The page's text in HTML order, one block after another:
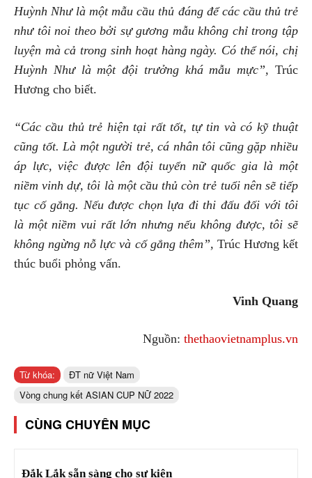
Huỳnh Như là một mẫu cầu thủ đáng để các cầu thủ trẻ
như tôi noi theo bởi sự gương mẫu không chỉ trong tập
luyện mà cả trong sinh hoạt hàng ngày. Có thể nói, chị
Huỳnh Như là một đội trưởng khá mẫu mực”, Trúc
Hương cho biết.
“Các cầu thủ trẻ hiện tại rất tốt, tự tin và có kỹ thuật
cũng tốt. Là một người trẻ, cá nhân tôi cũng gặp nhiều
áp lực, việc được lên đội tuyển nữ quốc gia là một
niềm vinh dự, tôi là một cầu thủ còn trẻ tuổi nên sẽ tiếp
tục cố gắng. Nếu được chọn lựa đi thi đấu đối với tôi
là một niềm vui rất lớn nhưng nếu không được, tôi sẽ
không ngừng nỗ lực và cố gắng thêm”, Trúc Hương kết
thúc buổi phỏng vấn.
Vinh Quang
Nguồn: thethaovietnamplus.vn
Từ khóa:
ĐT nữ Việt Nam
Vòng chung kết ASIAN CUP NỮ 2022
CÙNG CHUYÊN MỤC
Đắk Lắk sẵn sàng cho sự kiện